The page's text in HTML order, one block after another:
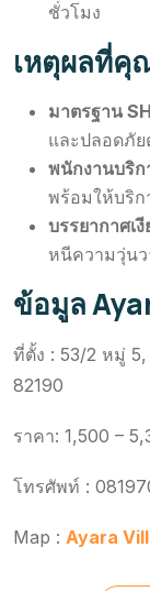
ชั่วโมง
เหตุผลที่คุ
มาตรฐาน
และปลอดภั
พนักงานบริก
พร้อมให้บริก
บรรยากาศเ
หนีความวุ่นว
ข้อมูล
ที่ตั้ง : 53/2 หมู่
82190
ราคา: 1,500 –
โทรศัพท์ :
Map : Ayara